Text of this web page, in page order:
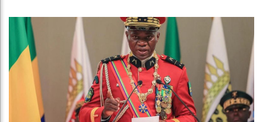
Guinée
Bénin :